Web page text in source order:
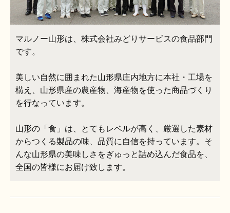
マルノー山形は、株式会社みどりサービスの食品部門
です。
美しい自然に囲まれた山形県庄内地方に本社・工場を
構え、山形県産の農産物、海産物を使った商品づくり
を行なっています。
山形の「食」は、とてもレベルが高く、厳選した素材
からつくる製品の味、品質に自信を持っています。そ
んな山形県の美味しさをぎゅっと詰め込んだ食品を、
全国の皆様にお届け致します。